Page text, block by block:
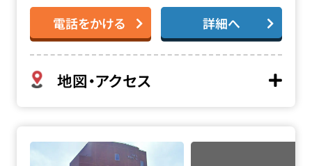
電話をかける 詳細へ
地図・アクセス